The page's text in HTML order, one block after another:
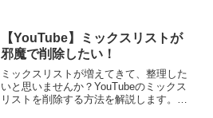
【YouTube】ミックスリストが
邪魔で削除したい！
ミックスリストが増えてきて、整理した
いと思いませんか？YouTubeのミックス
リストを削除する方法を解説します。手